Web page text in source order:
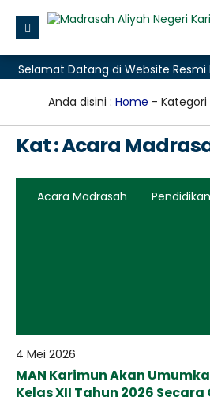
Beranda
Profile
Layanan Madrasah
Data
Datang di Website Resmi MAN
Anda disini : Home - Kategori
Kat : Acara
Acara Madrasah Pendidikan
4 Mei 2026
MAN Karimun Akan
Kelas XII Tahun 2026 Secara